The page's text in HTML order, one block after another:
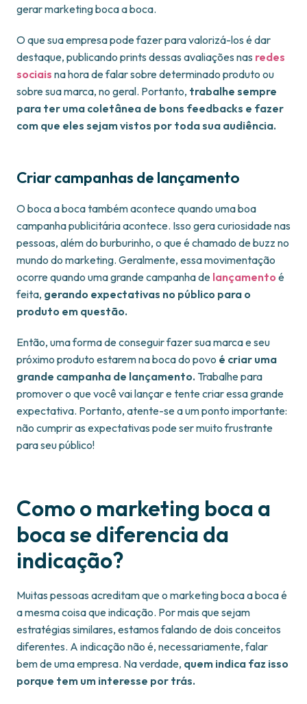
gerar marketing boca a boca.
O que sua empresa pode fazer para valorizá-los é dar
destaque, publicando prints dessas avaliações nas redes
sociais na hora de falar sobre determinado produto ou
sobre sua marca, no geral. Portanto, trabalhe sempre
para ter uma coletânea de bons feedbacks e fazer
com que eles sejam vistos por toda sua audiência.
Criar campanhas de lançamento
O boca a boca também acontece quando uma boa
campanha publicitária acontece. Isso gera curiosidade nas
pessoas, além do burburinho, o que é chamado de buzz no
mundo do marketing. Geralmente, essa movimentação
ocorre quando uma grande campanha de lançamento é
feita, gerando expectativas no público para o
produto em questão.
Então, uma forma de conseguir fazer sua marca e seu
próximo produto estarem na boca do povo é criar uma
grande campanha de lançamento. Trabalhe para
promover o que você vai lançar e tente criar essa grande
expectativa. Portanto, atente-se a um ponto importante:
não cumprir as expectativas pode ser muito frustrante
para seu público!
Como o marketing boca a
boca se diferencia da
indicação?
Muitas pessoas acreditam que o marketing boca a boca é
a mesma coisa que indicação. Por mais que sejam
estratégias similares, estamos falando de dois conceitos
diferentes. A indicação não é, necessariamente, falar
bem de uma empresa. Na verdade, quem indica faz isso
porque tem um interesse por trás.